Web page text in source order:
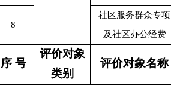
8
社区服务群众专项
及社区办公经费
序 号
评价对象
类别
评价对象名称